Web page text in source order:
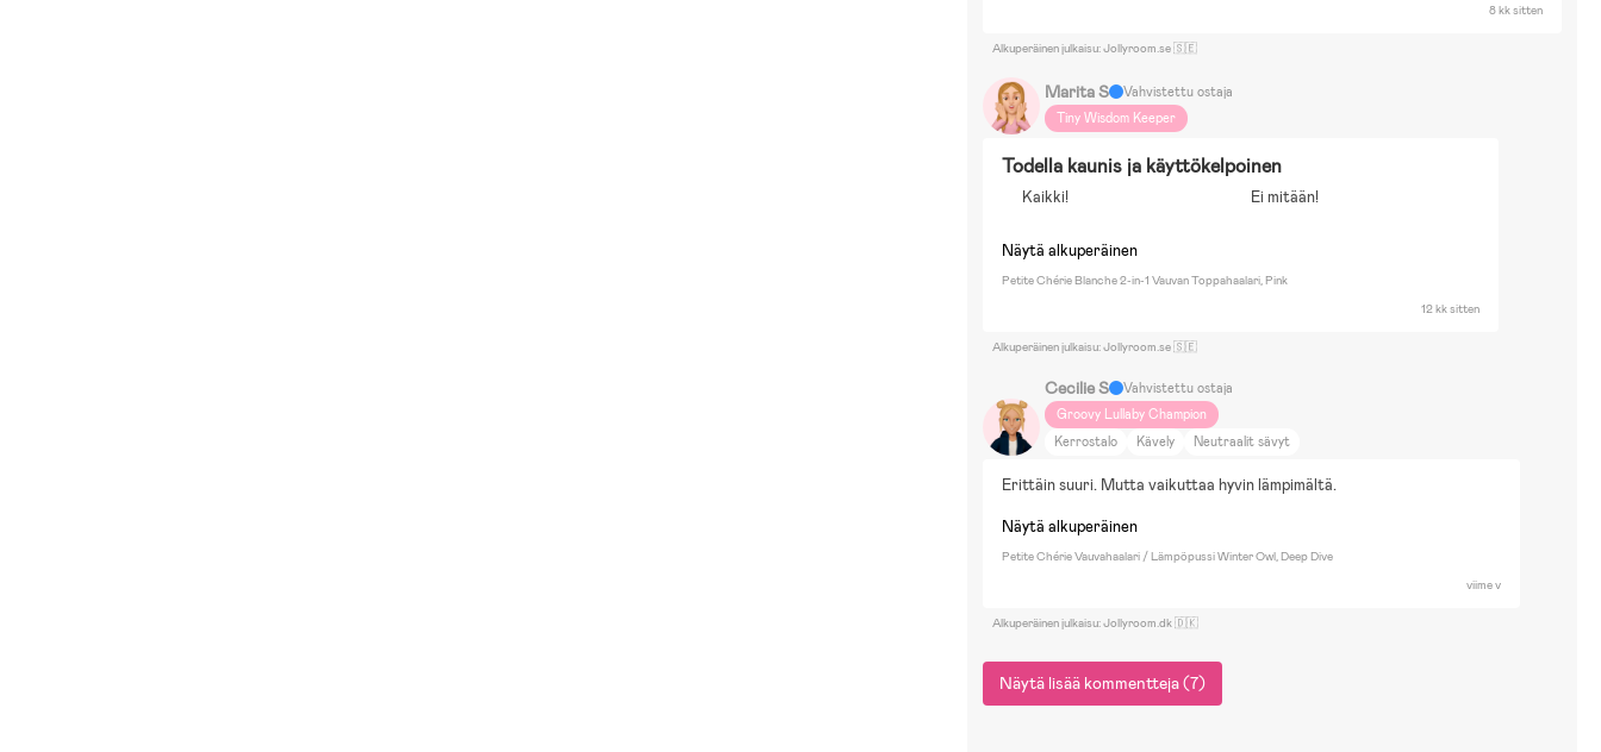
8 kk sitten
Alkuperäinen julkaisu: Jollyroom.se 🇸🇪
Marita S
Vahvistettu ostaja
Tiny Wisdom Keeper
Todella kaunis ja käyttökelpoinen
Kaikki! Ei mitään!
Näytä alkuperäinen
Petite Chérie Blanche 2-in-1 Vauvan Toppahaalari, Pink
12 kk sitten
Alkuperäinen julkaisu: Jollyroom.se 🇸🇪
Cecilie S
Vahvistettu ostaja
Groovy Lullaby Champion
Kerrostalo
Kävely Neutraalit sävyt
Erittäin suuri. Mutta vaikuttaa hyvin lämpimältä.
Näytä alkuperäinen
Petite Chérie Vauvahaalari / Lämpöpussi Winter Owl, Deep Dive
viime v
Alkuperäinen julkaisu: Jollyroom.dk 🇩🇰
Näytä lisää kommentteja (7)